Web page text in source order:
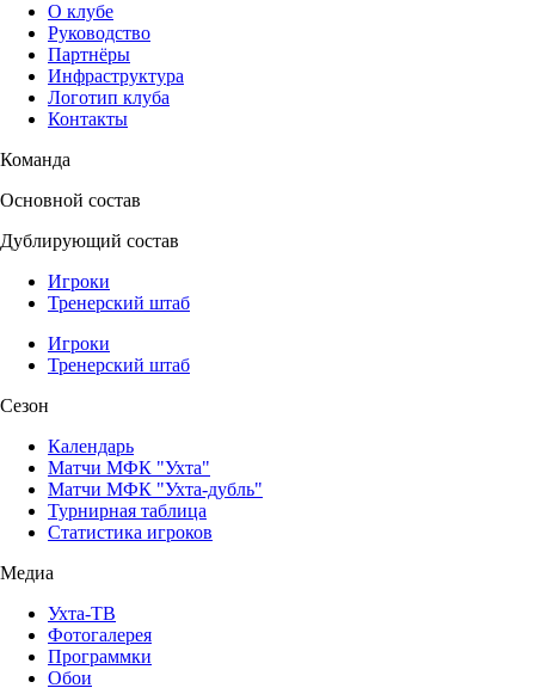
О клубе
Руководство
Партнёры
Инфраструктура
Логотип клуба
Контакты
Команда
Основной состав
Дублирующий состав
Игроки
Тренерский штаб
Игроки
Тренерский штаб
Сезон
Календарь
Матчи МФК "Ухта"
Матчи МФК "Ухта-дубль"
Турнирная таблица
Статистика игроков
Медиа
Ухта-ТВ
Фотогалерея
Программки
Обои